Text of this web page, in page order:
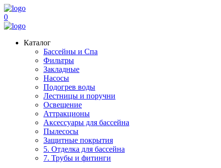
0
Каталог
Бассейны и Спа
Фильтры
Закладные
Насосы
Подогрев воды
Лестницы и поручни
Освещение
Аттракционы
Аксессуары для бассейна
Пылесосы
Защитные покрытия
5. Отделка для бассейна
7. Трубы и фитинги